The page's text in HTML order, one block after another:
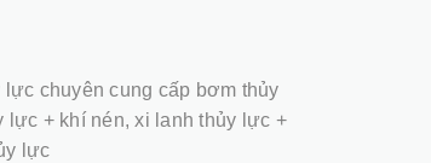
lực chuyên cung cấp bơm thủy
lực + khí nén, xi lanh thủy lực +
lực